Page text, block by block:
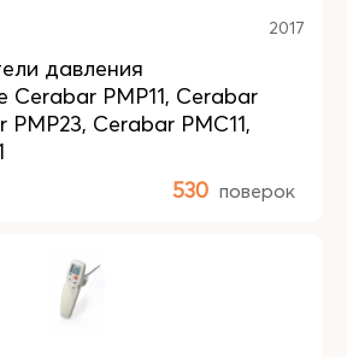
2017
давления
Cerabar PMP11, Cerabar
PMP23, Cerabar PMC11,
530 поверок